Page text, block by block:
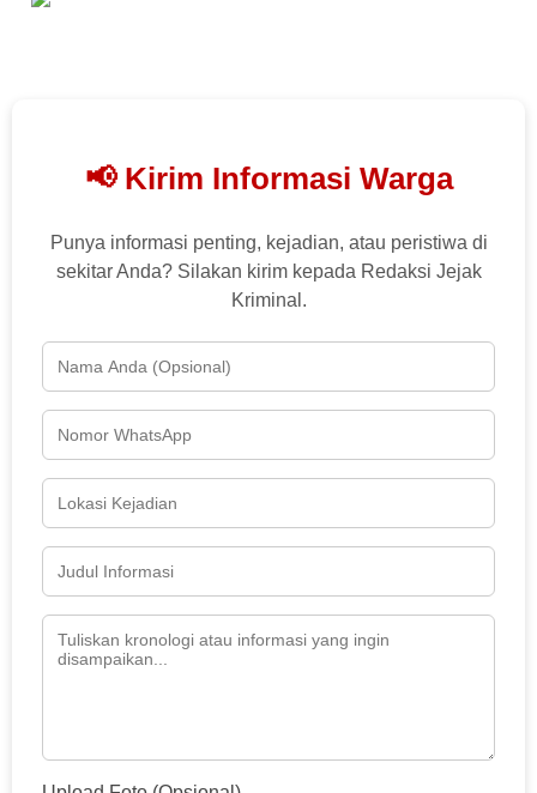
📢 Kirim Informasi Warga
Punya informasi penting, kejadian, atau peristiwa di
sekitar Anda? Silakan kirim kepada Redaksi Jejak
Kriminal.